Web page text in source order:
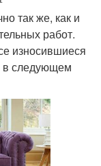
так же, как и
работ.
износившиеся
в следующем